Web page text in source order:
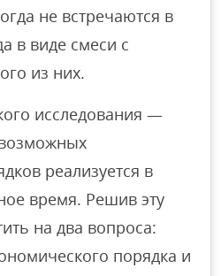
не встречаются в
в виде смеси с
из них.
исследования —
реализуется в
время. Решив эту
на два вопроса:
порядка и